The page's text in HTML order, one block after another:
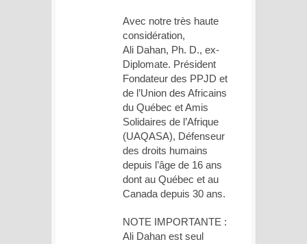
Avec notre très haute
considération,
Ali Dahan, Ph. D., ex-
Diplomate. Président
Fondateur des PPJD et
de l’Union des Africains
du Québec et Amis
Solidaires de l’Afrique
(UAQASA), Défenseur
des droits humains
depuis l’âge de 16 ans
dont au Québec et au
Canada depuis 30 ans.
NOTE IMPORTANTE :
Ali Dahan est seul